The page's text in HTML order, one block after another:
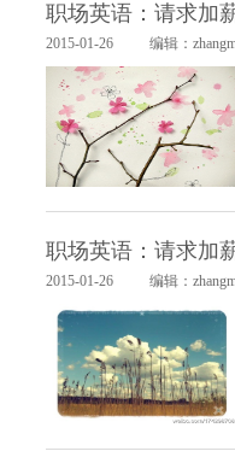
职场英语：请求加
2015-01-26 编辑：
职场英语：请求加
2015-01-26 编辑：